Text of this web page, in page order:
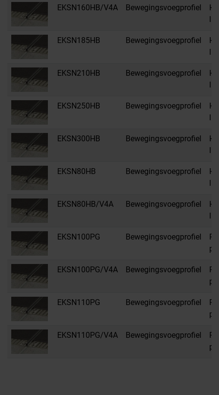
EKSN160HB/V4A Bewegingsvoegprofiel
EKSN185HB Bewegingsvoegprofiel
EKSN210HB Bewegingsvoegprofiel
EKSN250HB Bewegingsvoegprofiel
EKSN300HB Bewegingsvoegprofiel
EKSN80HB Bewegingsvoegprofiel
EKSN80HB/V4A Bewegingsvoegprofiel
EKSN100PG Bewegingsvoegprofiel
EKSN100PG/V4A Bewegingsvoegprofiel
EKSN110PG Bewegingsvoegprofiel
EKSN110PG/V4A Bewegingsvoegprofiel